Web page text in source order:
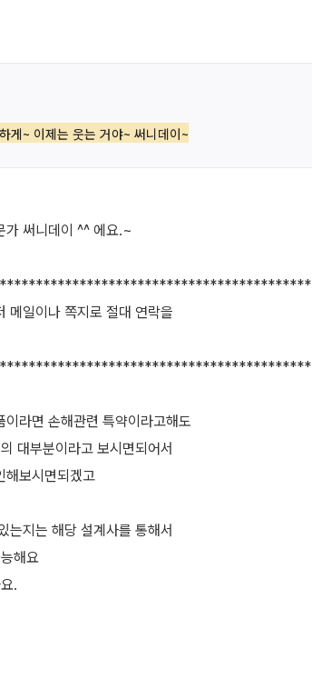
게~ 이제는 웃는 거야~ 써니데이~
가 써니데이 ^^ 에요.~
메일이나 쪽지로 절대 연락을
라면 손해관련 특약이라고해도
대부분이라고 보시면되어서
해보시면되겠고
는지는 해당 설계사를 통해서
해요